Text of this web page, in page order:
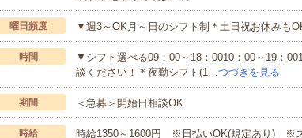
曜日頻度 ▼週3～OK月～日のシフト制＊土日祝お休みも
時間
▼シフト選べる09：00～18：0010：00～19：
談ください！＊夜勤シフト(1…つづきを見る
期間 ＜急募＞開始日相談OK
時給 時給1350～1600円 ※日払いOK(規定あり) ※